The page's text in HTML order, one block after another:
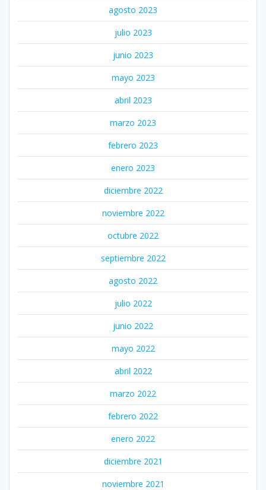
agosto 2023
julio 2023
junio 2023
mayo 2023
abril 2023
marzo 2023
febrero 2023
enero 2023
diciembre 2022
noviembre 2022
octubre 2022
septiembre 2022
agosto 2022
julio 2022
junio 2022
mayo 2022
abril 2022
marzo 2022
febrero 2022
enero 2022
diciembre 2021
noviembre 2021